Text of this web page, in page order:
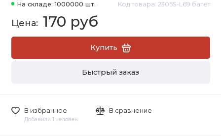
На складе: 1000000 шт. Код товара: 2305S-L69 багет
170 руб
Купить
Быстрый заказ
В избранное
Добавили 1 человек
В сравнение